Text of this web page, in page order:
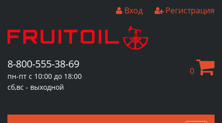
Вход Регистрация
8-800-555-38-69
пн-пт с 10:00 до 18:00
сб,вс - выходной
0